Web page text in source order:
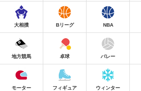
大相撲 Bリーグ NBA
地方競馬 卓球 バレー
モーター フィギュア ウィンター